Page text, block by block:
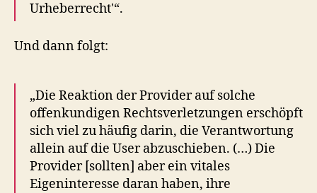
Urheberrecht'“.
Und dann folgt:
„Die Reaktion der Provider auf solche
offenkundigen Rechtsverletzungen erschöpft
sich viel zu häufig darin, die Verantwortung
allein auf die User abzuschieben. (…) Die
Provider [sollten] aber ein vitales
Eigeninteresse daran haben, ihre